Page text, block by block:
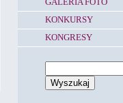
KONKURSY
KONGRESY